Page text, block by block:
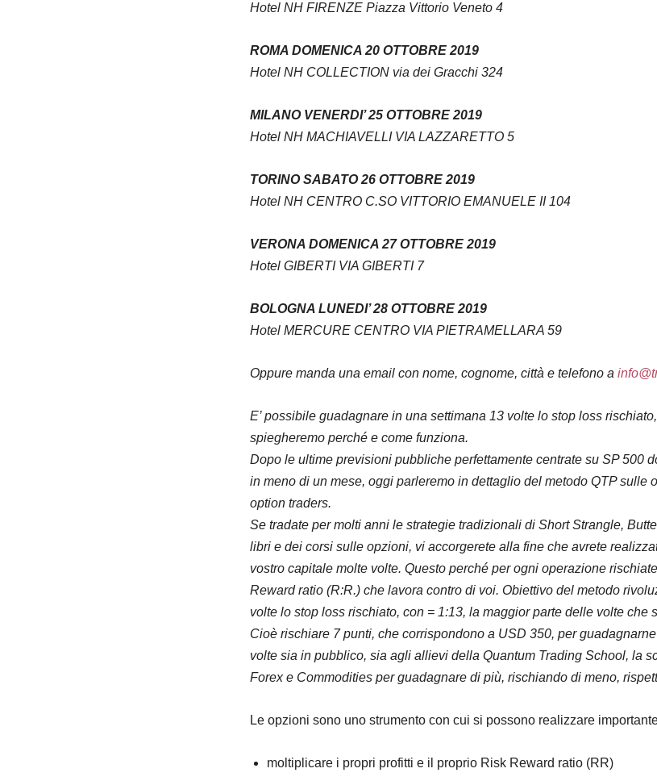
Hotel NH FIRENZE Piazza Vittorio Veneto 4
ROMA DOMENICA 20 OTTOBRE 2019
Hotel NH COLLECTION via dei Gracchi 324
MILANO VENERDI’ 25 OTTOBRE 2019
Hotel NH MACHIAVELLIVIA LAZZARETTO 5
TORINO SABATO 26 OTTOBRE 2019
Hotel NH CENTRO C.SO VITTORIO EMANUELE II 104
VERONA DOMENICA 27 OTTOBRE 2019
Hotel GIBERTI VIA GIBERTI 7
BOLOGNA LUNEDI’ 28 OTTOBRE 2019
Hotel MERCURE CENTRO VIA PIETRAMELLARA 59
Oppure manda una email con nome, cognome, città e telefono a
E’ possibile guadagnare in una settimana 13 volte lo stop loss
spiegheremo perché e come funziona.
Dopo le ultime previsioni pubbliche perfettamente centrate su SP 500
in meno di un mese, oggi parleremo in dettaglio del metodo QTP
option traders.
Se tradate per molti anni le strategie tradizionali di Short Strangle,
libri e dei corsi sulle opzioni, vi accorgerete alla fine che avrete
vostro capitale molte volte. Questo perché per ogni operazione
Reward ratio (R:R.) che lavora contro di voi. Obiettivo del metodo
volte lo stop loss rischiato, con = 1:13, la maggior parte delle volte che
Cioè rischiare 7 punti, che corrispondono a USD 350, per
volte sia in pubblico, sia agli allievi della Quantum Trading School, la
Forex e Commodities per guadagnare di più, rischiando di meno,
Le opzioni sono uno strumento con cui si possono realizzare
moltiplicare i propri profitti e il proprio Risk Reward ratio (RR)